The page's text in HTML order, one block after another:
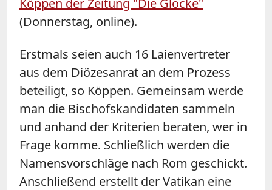
(Donnerstag, online).
Erstmals seien auch 16 Laienvertreter
aus dem Diözesanrat an dem Prozess
beteiligt, so Köppen. Gemeinsam werde
man die Bischofskandidaten sammeln
und anhand der Kriterien beraten, wer in
Frage komme. Schließlich werden die
Namensvorschläge nach Rom geschickt.
Anschließend erstellt der Vatikan eine